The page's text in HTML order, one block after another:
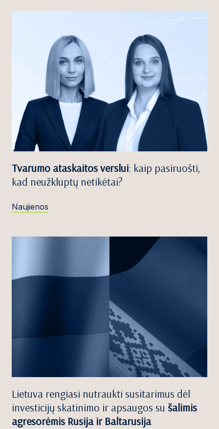
Tvarumo ataskaitos verslui: kaip pasiruošti,
kad neužkluptų netikėtai?
Naujienos
Lietuva rengiasi nutraukti susitarimus dėl
investicijų skatinimo ir apsaugos su šalimis
agresorėmis Rusija ir Baltarusija